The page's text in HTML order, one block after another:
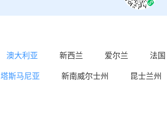
澳大利亚 新西兰 爱尔兰 法国
塔斯马尼亚 新南威尔士州 昆士兰州